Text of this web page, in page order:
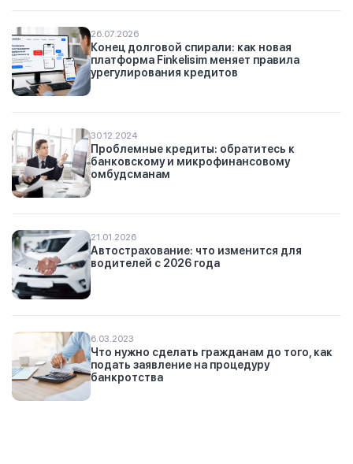
26.07.2026
Конец долговой спирали: как новая
платформа Finkelisim меняет правила
урегулирования кредитов
30.12.2024
Проблемные кредиты: обратитесь к
банковскому и микрофинансовому
омбудсманам
21.01.2026
Автострахование: что изменится для
водителей с 2026 года
6.03.2023
Что нужно сделать гражданам до того, как
подать заявление на процедуру
банкротства